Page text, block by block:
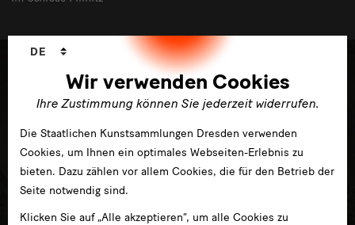
Wir verwenden Cookies
Ihre Zustimmung können Sie jederzeit widerrufen.
Sprachwechsler
DE
Die Staatlichen Kunstsammlungen Dresden verwenden
Cookies, um Ihnen ein optimales Webseiten-Erlebnis zu
bieten. Dazu zählen vor allem Cookies, die für den Betrieb der
Seite notwendig sind.
Klicken Sie auf „Alle akzeptieren“, um alle Cookies zu